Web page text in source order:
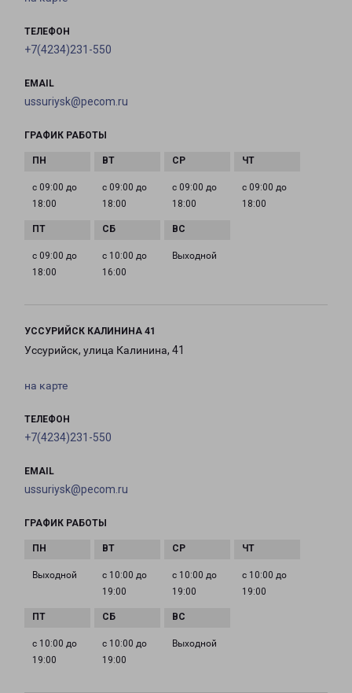
ТЕЛЕФОН
+7(4234)231-550
EMAIL
ussuriysk@pecom.ru
ГРАФИК РАБОТЫ
с 09:00 до
18:00
с 09:00 до
18:00
с 09:00 до
18:00
с 09:00 до
18:00
с 09:00 до
18:00
с 10:00 до
16:00
Выходной
УССУРИЙСК КАЛИНИНА 41
Уссурийск, улица Калинина, 41
на карте
ТЕЛЕФОН
+7(4234)231-550
EMAIL
ussuriysk@pecom.ru
ГРАФИК РАБОТЫ
Выходной
с 10:00 до
19:00
с 10:00 до
19:00
с 10:00 до
19:00
с 10:00 до
19:00
с 10:00 до
19:00
Выходной